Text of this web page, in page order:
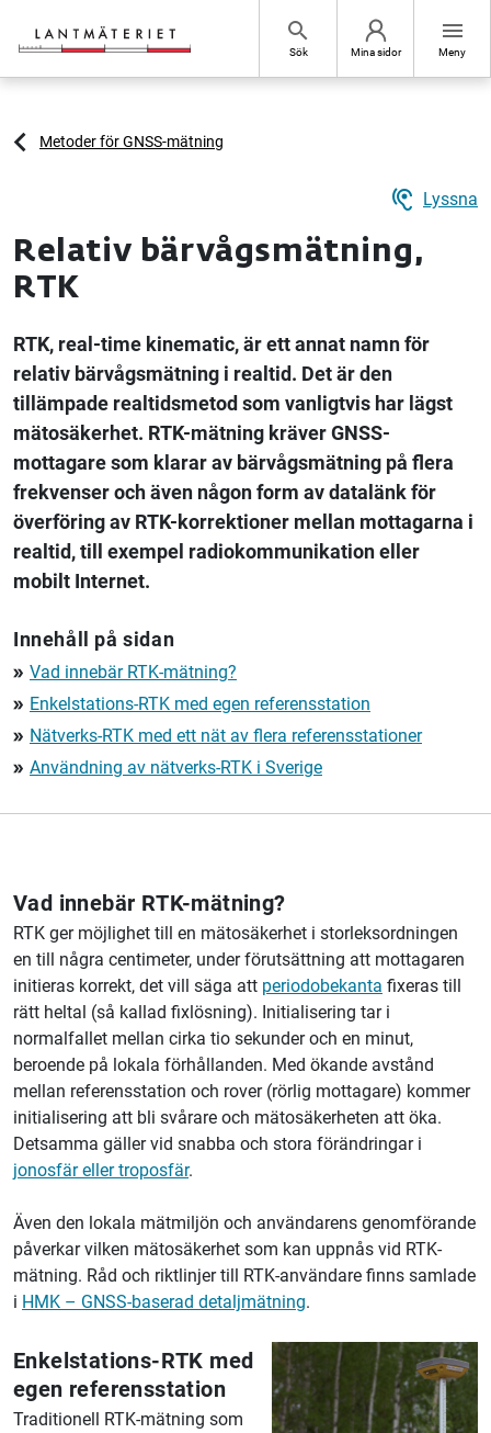
search
Sök Mina sidor
menu
Meny
Metoder för GNSS-mätning
hearing Lyssna
Relativ bärvågsmätning,
RTK
RTK, real-time kinematic, är ett annat namn för
relativ bärvågsmätning i realtid. Det är den
tillämpade realtidsmetod som vanligtvis har lägst
mätosäkerhet. RTK-mätning kräver GNSS-
mottagare som klarar av bärvågsmätning på flera
frekvenser och även någon form av datalänk för
överföring av RTK-korrektioner mellan mottagarna i
realtid, till exempel radiokommunikation eller
mobilt Internet.
Innehåll på sidan
double_arrow Vad innebär RTK-mätning?
double_arrow Enkelstations-RTK med egen referensstation
double_arrow Nätverks-RTK med ett nät av flera referensstationer
double_arrow Användning av nätverks-RTK i Sverige
Vad innebär RTK-mätning?
RTK ger möjlighet till en mätosäkerhet i storleksordningen
en till några centimeter, under förutsättning att mottagaren
initieras korrekt, det vill säga att periodobekanta fixeras till
rätt heltal (så kallad fixlösning). Initialisering tar i
normalfallet mellan cirka tio sekunder och en minut,
beroende på lokala förhållanden. Med ökande avstånd
mellan referensstation och rover (rörlig mottagare) kommer
initialisering att bli svårare och mätosäkerheten att öka.
Detsamma gäller vid snabba och stora förändringar i
jonosfär eller troposfär.
Även den lokala mätmiljön och användarens genomförande
påverkar vilken mätosäkerhet som kan uppnås vid RTK-
mätning. Råd och riktlinjer till RTK-användare finns samlade
i HMK – GNSS-baserad detaljmätning.
Enkelstations-RTK med
egen referensstation
Traditionell RTK-mätning som